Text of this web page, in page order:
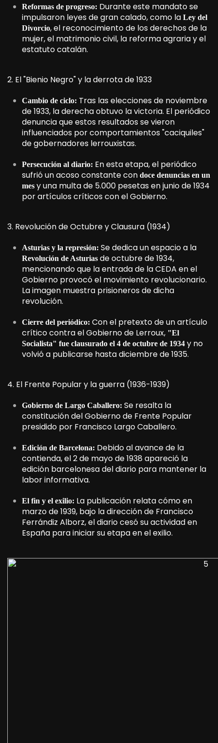
Reformas de progreso: Durante este mandato se
impulsaron leyes de gran calado, como la Ley del
Divorcio, el reconocimiento de los derechos de la
mujer, el matrimonio civil, la reforma agraria y el
estatuto catalán.
2. El "Bienio Negro" y la derrota de 1933
Cambio de ciclo: Tras las elecciones de noviembre
de 1933, la derecha obtuvo la victoria. El periódico
denuncia que estos resultados se vieron
influenciados por comportamientos "caciquiles"
de gobernadores lerrouxistas.
Persecución al diario: En esta etapa, el periódico
sufrió un acoso constante con doce denuncias en un
mes y una multa de 5.000 pesetas en junio de 1934
por artículos críticos con el Gobierno.
3. Revolución de Octubre y Clausura (1934)
Asturias y la represión: Se dedica un espacio a la
Revolución de Asturias de octubre de 1934,
mencionando que la entrada de la CEDA en el
Gobierno provocó el movimiento revolucionario.
La imagen muestra prisioneros de dicha
revolución.
Cierre del periódico: Con el pretexto de un artículo
crítico contra el Gobierno de Lerroux, "El
Socialista" fue clausurado el 4 de octubre de 1934 y no
volvió a publicarse hasta diciembre de 1935.
4. El Frente Popular y la guerra (1936-1939)
Gobierno de Largo Caballero: Se resalta la
constitución del Gobierno de Frente Popular
presidido por Francisco Largo Caballero.
Edición de Barcelona: Debido al avance de la
contienda, el 2 de mayo de 1938 apareció la
edición barcelonesa del diario para mantener la
labor informativa.
El fin y el exilio: La publicación relata cómo en
marzo de 1939, bajo la dirección de Francisco
Ferrándiz Alborz, el diario cesó su actividad en
España para iniciar su etapa en el exilio.